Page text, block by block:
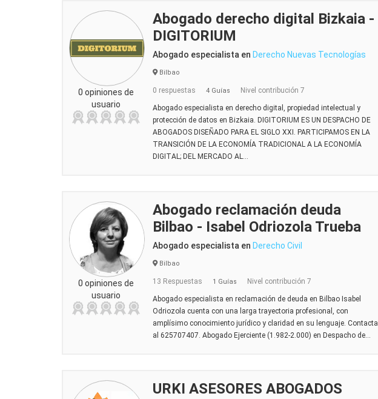
0 opiniones de
usuario
Abogado derecho digital Bizkaia -
DIGITORIUM
Abogado especialista en Derecho Nuevas Tecnologías
Bilbao
0 respuestas 4 Guías Nivel contribución 7
Abogado especialista en derecho digital, propiedad intelectual y
protección de datos en Bizkaia. DIGITORIUM ES UN DESPACHO DE
ABOGADOS DISEÑADO PARA EL SIGLO XXI. PARTICIPAMOS EN LA
TRANSICIÓN DE LA ECONOMÍA TRADICIONAL A LA ECONOMÍA
DIGITAL; DEL MERCADO AL...
0 opiniones de
usuario
Abogado reclamación deuda
Bilbao - Isabel Odriozola Trueba
Abogado especialista en Derecho Civil
Bilbao
13 Respuestas 1 Guías Nivel contribución 7
Abogado especialista en reclamación de deuda en Bilbao Isabel
Odriozola cuenta con una larga trayectoria profesional, con
amplísimo conocimiento jurídico y claridad en su lenguaje. Contacta
al 625707407. Abogado Ejerciente (1.982-2.000) en Despacho de...
URKI ASESORES ABOGADOS